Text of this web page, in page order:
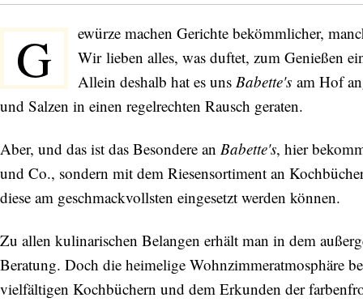
G
ewürze machen Gerichte bekömmlicher,
Wir lieben alles, was duftet, zum Genießen
Allein deshalb hat es uns Babette's am Hof
und Salzen in einen regelrechten Rausch geraten.
Aber, und das ist das Besondere an Babette's, hier
und Co., sondern mit dem Riesensortiment an
diese am geschmackvollsten eingesetzt werden können.
Zu allen kulinarischen Belangen erhält man in dem
Beratung. Doch die heimelige Wohnzimmeratmosphäre
vielfältigen Kochbüchern und dem Erkunden der